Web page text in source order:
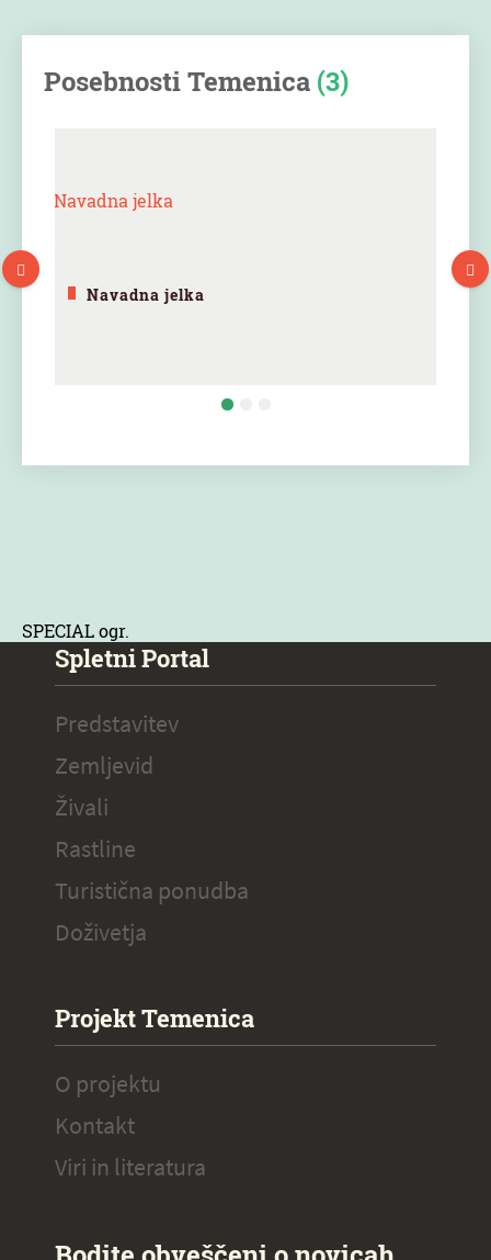
Posebnosti Temenica (3)
Navadna jelka
SPECIAL ogr.
Spletni Portal
Predstavitev
Zemljevid
Živali
Rastline
Turistična ponudba
Doživetja
Projekt Temenica
O projektu
Kontakt
Viri in literatura